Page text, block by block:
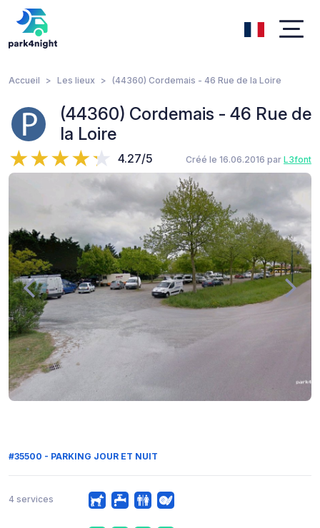
Accueil Les lieux (44360) Cordemais - 46 Rue de la Loire
(44360) Cordemais - 46 Rue de
la Loire
4.27/5 Créé le 16.06.2016 par L3font
#35500 - PARKING JOUR ET NUIT
4 services